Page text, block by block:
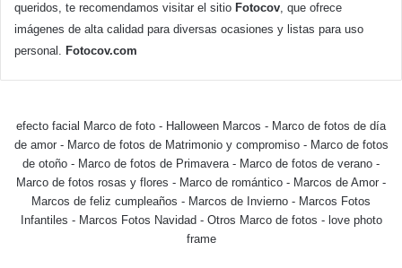
queridos, te recomendamos visitar el sitio Fotocov, que ofrece
imágenes de alta calidad para diversas ocasiones y listas para uso
personal. Fotocov.com
efecto facial Marco de foto - Halloween Marcos - Marco de fotos de día
de amor- Marco de fotos de Matrimonio y compromiso- Marco de fotos
de otoño - Marco de fotos de Primavera- Marco de fotos de verano -
Marco de fotos rosas y flores - Marco de romántico - Marcos de Amor -
Marcos de feliz cumpleaños - Marcos de Invierno - Marcos Fotos
Infantiles - Marcos Fotos Navidad - Otros Marco de fotos - love photo
frame